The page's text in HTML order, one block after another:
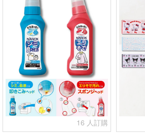
16 人訂購